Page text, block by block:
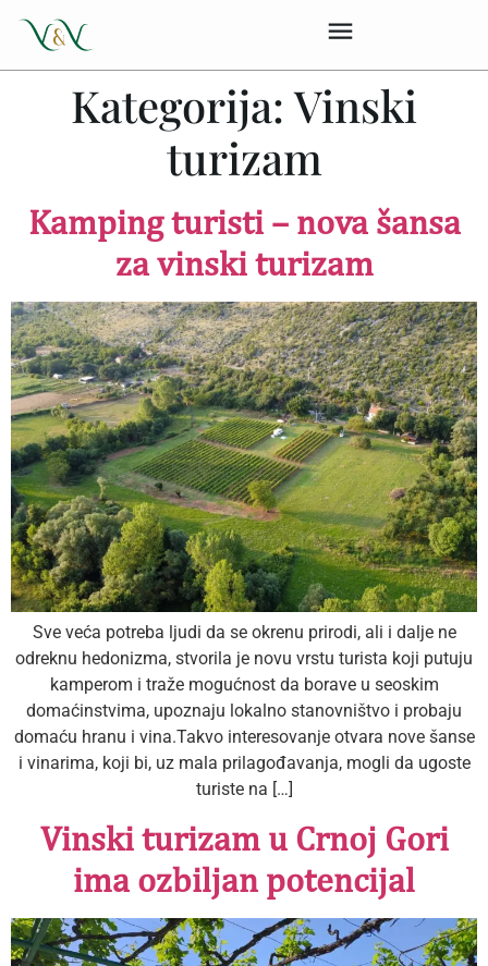
Kategorija:Vinski
turizam
Kamping turisti – nova šansa
za vinski turizam
Sve veća potreba ljudi da se okrenu prirodi, ali i dalje ne
odreknu hedonizma, stvorila je novu vrstu turista koji putuju
kamperom i traže mogućnost da borave u seoskim
domaćinstvima, upoznaju lokalno stanovništvo i probaju
domaću hranu i vina.Takvo interesovanje otvara nove šanse
i vinarima, koji bi, uz mala prilagođavanja, mogli da ugoste
turiste na […]
Vinski turizam u Crnoj Gori
ima ozbiljan potencijal